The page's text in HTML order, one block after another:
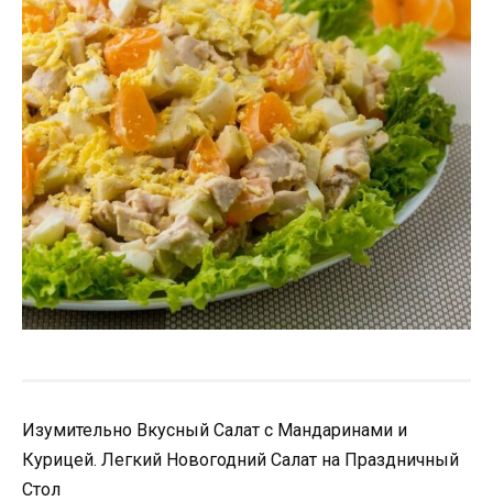
Изумительно Вкусный Салат с Мандаринами и
Курицей. Легкий Новогодний Салат на Праздничный
Стол